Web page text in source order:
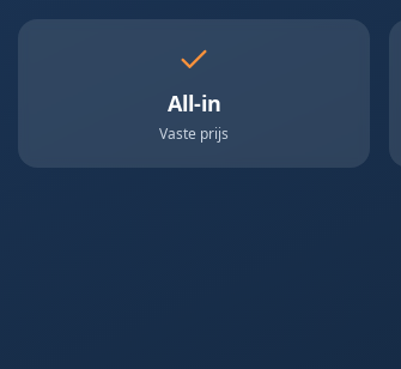
All-in
Vaste prijs